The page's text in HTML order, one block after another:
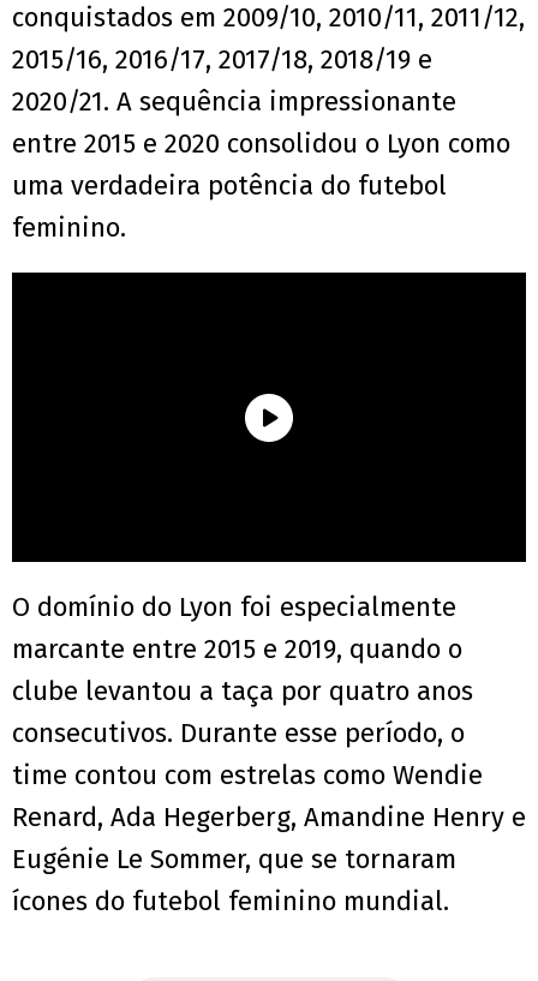
conquistados em 2009/10, 2010/11, 2011/12,
2015/16, 2016/17, 2017/18, 2018/19 e
2020/21. A sequência impressionante
entre 2015 e 2020 consolidou o Lyon como
uma verdadeira potência do futebol
feminino.
O domínio do Lyon foi especialmente
marcante entre 2015 e 2019, quando o
clube levantou a taça por quatro anos
consecutivos. Durante esse período, o
time contou com estrelas como Wendie
Renard, Ada Hegerberg, Amandine Henry e
Eugénie Le Sommer, que se tornaram
ícones do futebol feminino mundial.